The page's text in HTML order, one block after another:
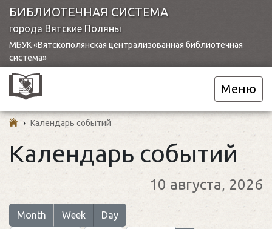
БИБЛИОТЕЧНАЯ СИСТЕМА
города Вятские Поляны
МБУК «Вятскополянская централизованная библиотечная
система»
Меню
› Календарь событий
Календарь событий
10 августа, 2026
Month Week Day